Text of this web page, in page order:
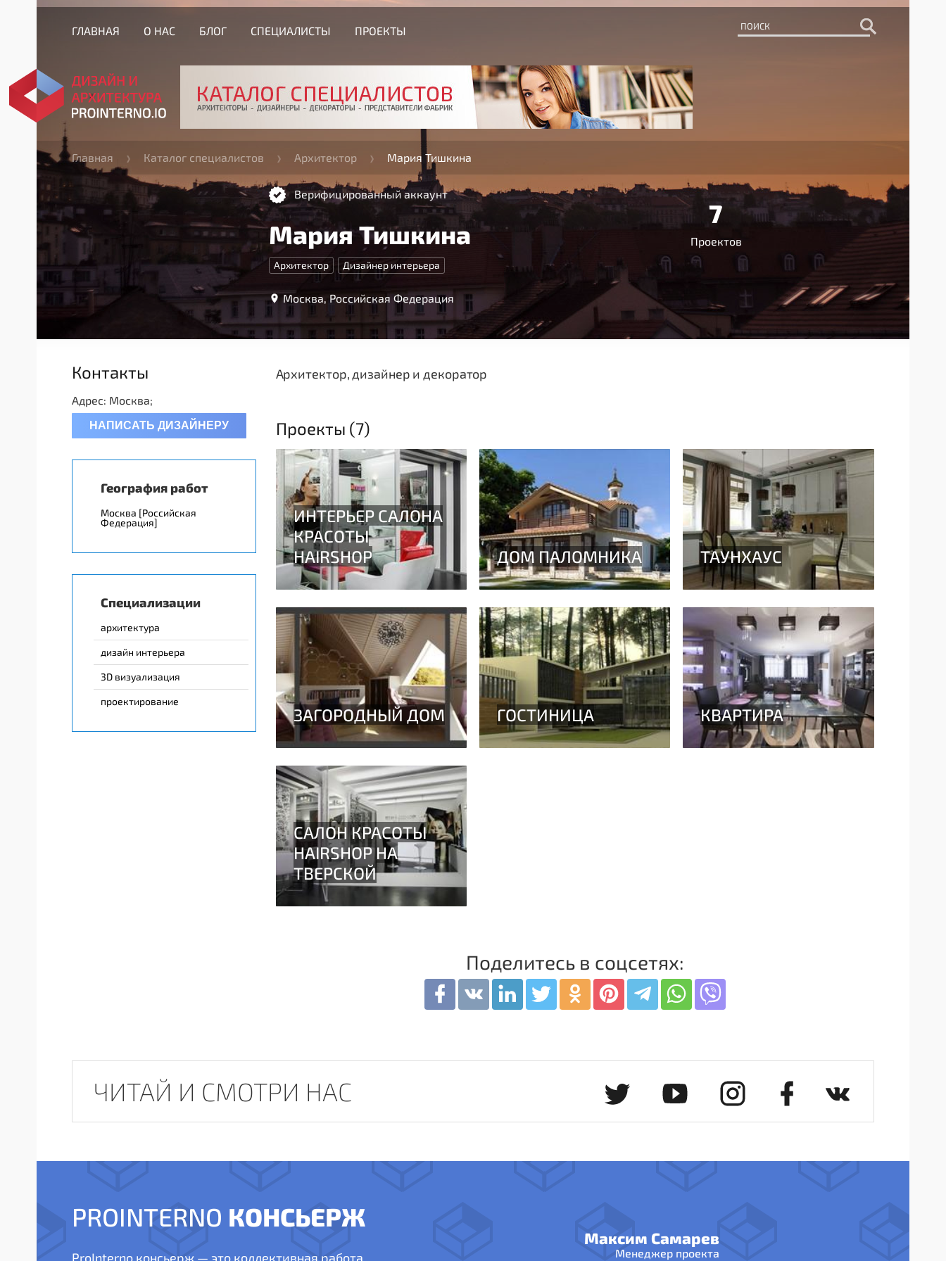
ГЛАВНАЯ О НАС БЛОГ СПЕЦИАЛИСТЫ ПРОЕКТЫ
Главная Каталог специалистов Архитектор Мария Тишкина
Верифицированный аккаунт
Мария Тишкина
Архитектор Дизайнер интерьера
Москва, Российская Федерация
7
Проектов
Контакты
Адрес: Москва;
НАПИСАТЬ ДИЗАЙНЕРУ
География работ
Москва [Российская
Федерация]
Специализации
архитектура
дизайн интерьера
3D визуализация
проектирование
Архитектор, дизайнер и декоратор
Проекты (7)
Поделитесь в соцсетях:
ЧИТАЙ И СМОТРИ НАС
PROINTERNO КОНСЬЕРЖ
ProInterno консьерж — это коллективная работа
Максим Самарев
Менеджер проекта